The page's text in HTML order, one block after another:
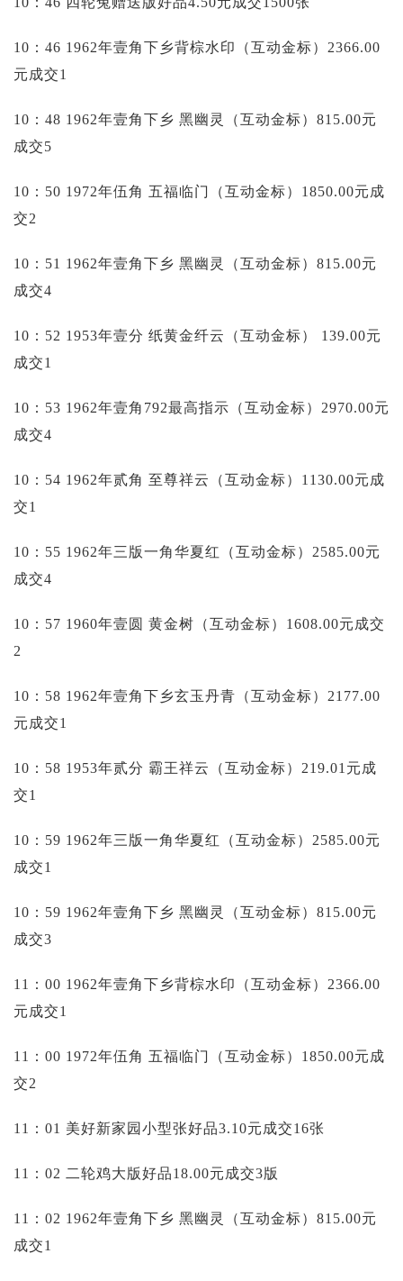
10：46 1962年壹角下乡背棕水印（互动金标）2366.00
元成交1
10：48 1962年壹角下乡 黑幽灵（互动金标）815.00元
成交5
10：50 1972年伍角 五福临门（互动金标）1850.00元成
交2
10：51 1962年壹角下乡 黑幽灵（互动金标）815.00元
成交4
10：52 1953年壹分 纸黄金纤云（互动金标）
139.00元
成交1
10：53 1962年壹角792最高指示（互动金标）2970.00元
成交4
10：54 1962年贰角 至尊祥云（互动金标）1130.00元成
交1
10：55 1962年三版一角华夏红（互动金标）2585.00元
成交4
10：57 1960年壹圆 黄金树（互动金标）1608.00元成交
2
10：58 1962年壹角下乡玄玉丹青（互动金标）2177.00
元成交1
10：58 1953年贰分 霸王祥云（互动金标）219.01元成
交1
10：59 1962年三版一角华夏红（互动金标）2585.00元
成交1
10：59 1962年壹角下乡 黑幽灵（互动金标）815.00元
成交3
11：00 1962年壹角下乡背棕水印（互动金标）2366.00
元成交1
11：00 1972年伍角 五福临门（互动金标）1850.00元成
交2
11：01 美好新家园小型张好品3.10元成交16张
11：02 二轮鸡大版好品18.00元成交3版
11：02 1962年壹角下乡 黑幽灵（互动金标）815.00元
成交1